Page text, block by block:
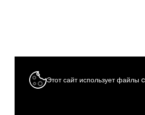
Этот сайт использует файлы